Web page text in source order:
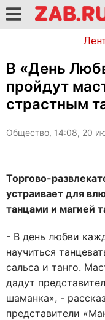
В «День
пройдут
страстным
Общество, 14:08, 20
Торгово-
устраивает для
танцами и магией
- В день любви
научиться
сальса и танго.
дадут
шаманка», -
представители